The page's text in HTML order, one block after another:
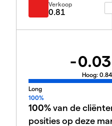
Verkoop
0.81
-0.03
Hoog:
Long
100%
100%van de
posities op deze